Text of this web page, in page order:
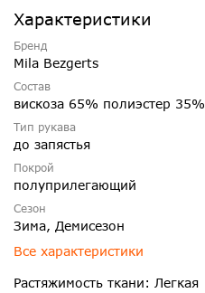
Характеристики
Бренд
Mila Bezgerts
Состав
вискоза 65% полиэстер 35%
Тип рукава
до запястья
Покрой
полуприлегающий
Сезон
Зима, Демисезон
Все характеристики
Растяжимость ткани: Легкая